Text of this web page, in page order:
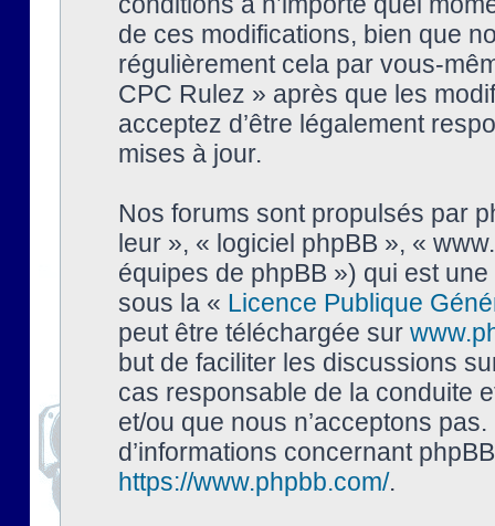
de ces modifications, bien que
régulièrement cela par vous-
CPC Rulez » après que les
acceptez d’être légalement
mises à jour.
Nos forums sont propulsés par
leur », « logiciel phpBB », «
équipes de phpBB ») qui est
sous la « Licence Publique
peut être téléchargée sur
but de faciliter les discussions
cas responsable de la conduite
et/ou que nous n’acceptons
d’informations concernant
https://www.phpbb.com/.